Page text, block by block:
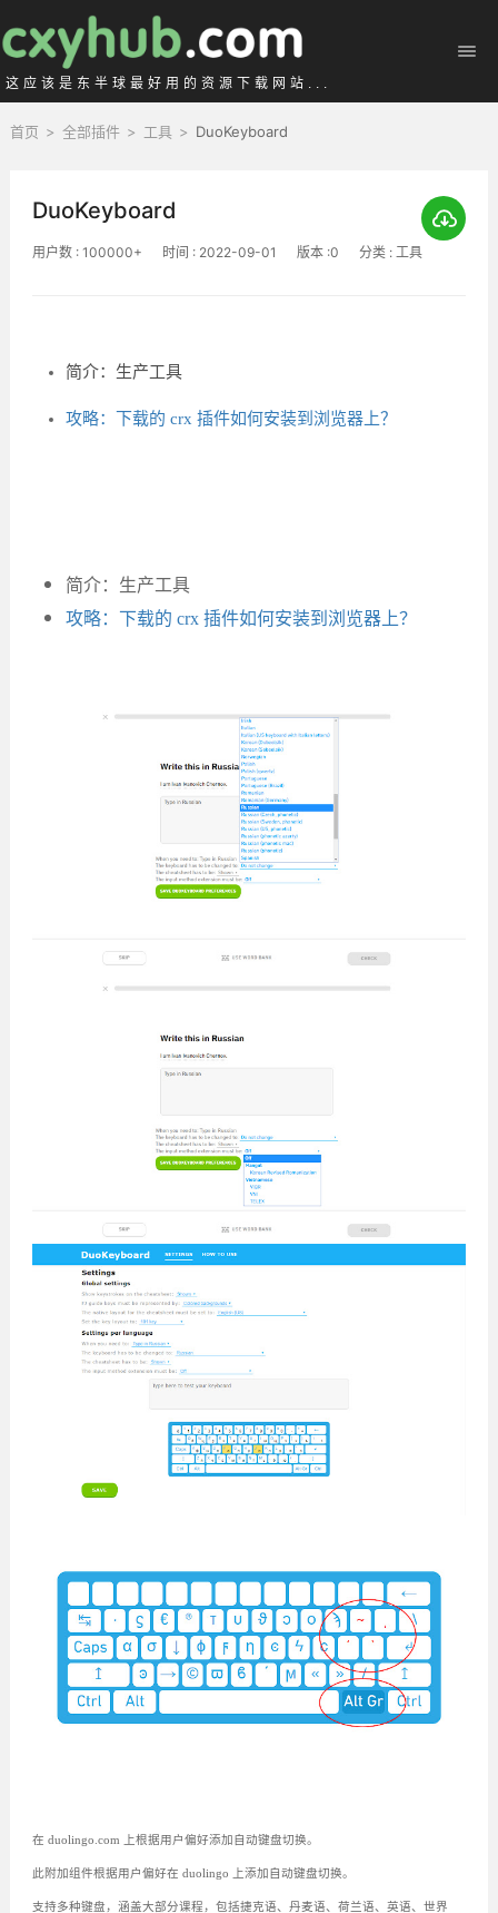
这应该是东半球最好用的资源下载网站...
首页 > 全部插件 > 工具 > DuoKeyboard
DuoKeyboard
用户数 : 100000+ 时间 : 2022-09-01 版本 :0 分类 : 工具
简介：生产工具
攻略：下载的 crx 插件如何安装到浏览器上？
简介：生产工具
攻略：下载的 crx 插件如何安装到浏览器上？
在 duolingo.com 上根据用户偏好添加自动键盘切换。
此附加组件根据用户偏好在 duolingo 上添加自动键盘切换。
支持多种键盘，涵盖大部分课程，包括捷克语、丹麦语、荷兰语、英语、世界